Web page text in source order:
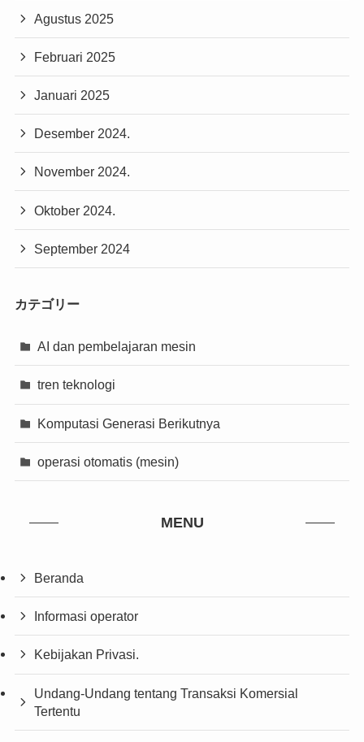
Agustus 2025
Februari 2025
Januari 2025
Desember 2024.
November 2024.
Oktober 2024.
September 2024
カテゴリー
AI dan pembelajaran mesin
tren teknologi
Komputasi Generasi Berikutnya
operasi otomatis (mesin)
MENU
Beranda
Informasi operator
Kebijakan Privasi.
Undang-Undang tentang Transaksi Komersial
Tertentu